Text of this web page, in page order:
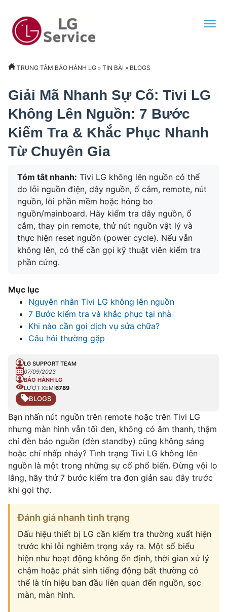
TRUNG TÂM BẢO HÀNH LG » TIN BÀI » BLOGS
Giải Mã Nhanh Sự Cố: Tivi LG
Không Lên Nguồn: 7 Bước
Kiểm Tra & Khắc Phục Nhanh
Từ Chuyên Gia
Tóm tắt nhanh: Tivi LG không lên nguồn có thể
do lỗi nguồn điện, dây nguồn, ổ cắm, remote, nút
nguồn, lỗi phần mềm hoặc hỏng bo
nguồn/mainboard. Hãy kiểm tra dây nguồn, ổ
cắm, thay pin remote, thử nút nguồn vật lý và
thực hiện reset nguồn (power cycle). Nếu vẫn
không lên, có thể cần gọi kỹ thuật viên kiểm tra
phần cứng.
Mục lục
Nguyên nhân Tivi LG không lên nguồn
7 Bước kiểm tra và khắc phục tại nhà
Khi nào cần gọi dịch vụ sửa chữa?
Câu hỏi thường gặp
LG SUPPORT TEAM
07/09/2023
BẢO HÀNH LG
LƯỢT XEM:6789
BLOGS
Bạn nhấn nút nguồn trên remote hoặc trên Tivi LG
nhưng màn hình vẫn tối đen, không có âm thanh, thậm
chí đèn báo nguồn (đèn standby) cũng không sáng
hoặc chỉ nhấp nháy? Tình trạng Tivi LG không lên
nguồn là một trong những sự cố phổ biến. Đừng vội lo
lắng, hãy thử 7 bước kiểm tra đơn giản sau đây trước
khi gọi thợ.
Đánh giá nhanh tình trạng
Dấu hiệu thiết bị LG cần kiểm tra thường xuất hiện
trước khi lỗi nghiêm trọng xảy ra. Một số biểu
hiện như hoạt động không ổn định, thời gian xử lý
chậm hoặc phát sinh tiếng động bất thường có
thể là tín hiệu ban đầu liên quan đến nguồn, sọc
màn, màn hình.